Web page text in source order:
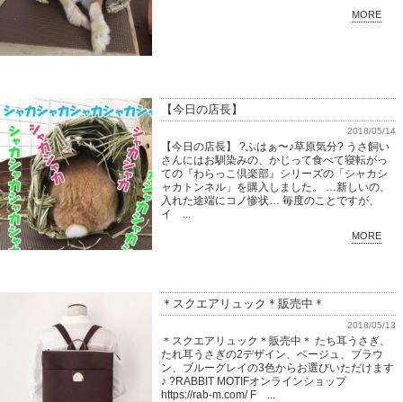
MORE
【今日の店長】
2018/05/14
【今日の店長】 ?ふはぁ〜♪草原気分? うさ飼い
さんにはお馴染みの、かじって食べて寝転がっ
ての『わらっこ倶楽部』シリーズの「シャカシ
ャカトンネル」を購入しました。 …新しいの、
入れた途端にコノ惨状… 毎度のことですが、
イ ...
MORE
＊スクエアリュック＊販売中＊
2018/05/13
＊スクエアリュック＊販売中＊ たち耳うさぎ、
たれ耳うさぎの2デザイン、ベージュ、ブラウ
ン、ブルーグレイの3色からお選びいただけます
♪ ?RABBIT MOTIFオンラインショップ
https://rab-m.com/ F ...